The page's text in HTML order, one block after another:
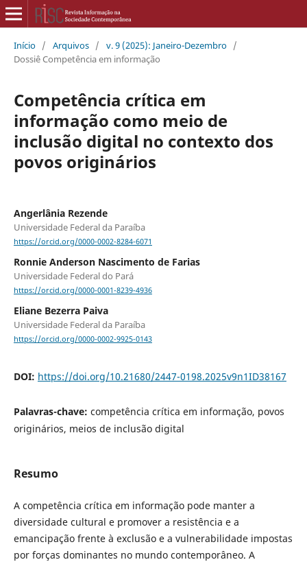
Início / Arquivos / v. 9 (2025): Janeiro-Dezembro /
Dossiê Competência em informação
Competência crítica em
informação como meio de
inclusão digital no contexto dos
povos originários
Angerlânia Rezende
Universidade Federal da Paraíba
https://orcid.org/0000-0002-8284-6071
Ronnie Anderson Nascimento de Farias
Universidade Federal do Pará
https://orcid.org/0000-0001-8239-4936
Eliane Bezerra Paiva
Universidade Federal da Paraíba
https://orcid.org/0000-0002-9925-0143
DOI: https://doi.org/10.21680/2447-0198.2025v9n1ID38167
Palavras-chave: competência crítica em informação, povos
originários, meios de inclusão digital
Resumo
A competência crítica em informação pode manter a
diversidade cultural e promover a resistência e a
emancipação frente à exclusão e a vulnerabilidade impostas
por forças dominantes no mundo contemporâneo. A